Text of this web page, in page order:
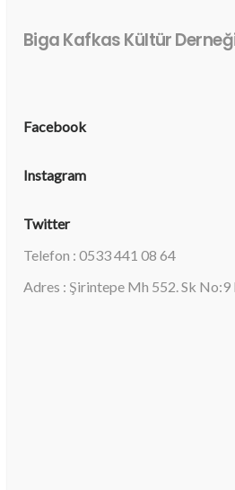
Biga Kafkas Kültür
Facebook
Instagram
Twitter
Telefon : 0533 441 08 64
Adres : Şirintepe Mh 552. Sk